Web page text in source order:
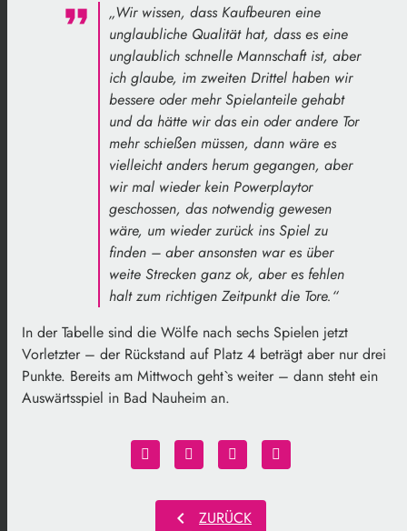
„Wir wissen, dass Kaufbeuren eine
unglaubliche Qualität hat, dass es eine
unglaublich schnelle Mannschaft ist, aber
ich glaube, im zweiten Drittel haben wir
bessere oder mehr Spielanteile gehabt
und da hätte wir das ein oder andere Tor
mehr schießen müssen, dann wäre es
vielleicht anders herum gegangen, aber
wir mal wieder kein Powerplaytor
geschossen, das notwendig gewesen
wäre, um wieder zurück ins Spiel zu
finden – aber ansonsten war es über
weite Strecken ganz ok, aber es fehlen
halt zum richtigen Zeitpunkt die Tore.“
In der Tabelle sind die Wölfe nach sechs Spielen jetzt
Vorletzter – der Rückstand auf Platz 4 beträgt aber nur drei
Punkte. Bereits am Mittwoch geht`s weiter – dann steht ein
Auswärtsspiel in Bad Nauheim an.
chevron_left ZURÜCK